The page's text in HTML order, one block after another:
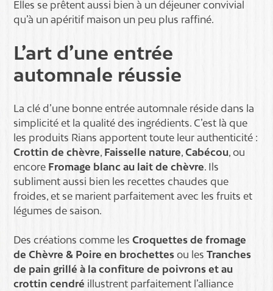
Elles se prêtent aussi bien à un déjeuner convivial
qu’à un apéritif maison un peu plus raffiné.
L’art d’une entrée
automnale réussie
La clé d’une bonne entrée automnale réside dans la
simplicité et la qualité des ingrédients. C’est là que
les produits Rians apportent toute leur authenticité :
Crottin de chèvre, Faisselle nature,Cabécou, ou
encore Fromage blanc au lait de chèvre. Ils
subliment aussi bien les recettes chaudes que
froides, et se marient parfaitement avec les fruits et
légumes de saison.
Des créations comme lesCroquettes de fromage
de Chèvre & Poire en brochettes ou lesTranches
de pain grillé à la confiture de poivrons et au
crottin cendré illustrent parfaitement l’alliance